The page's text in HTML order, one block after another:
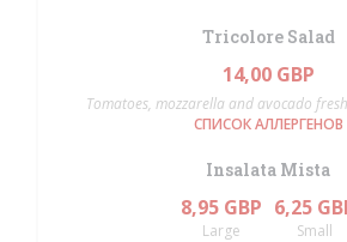
Tricolore Salad
14,00 GBP
Tomatoes, mozzarella and avocado
СПИСОК АЛЛЕРГЕНОВ
Insalata Mista
8,95 GBP
Large
6,25
Small